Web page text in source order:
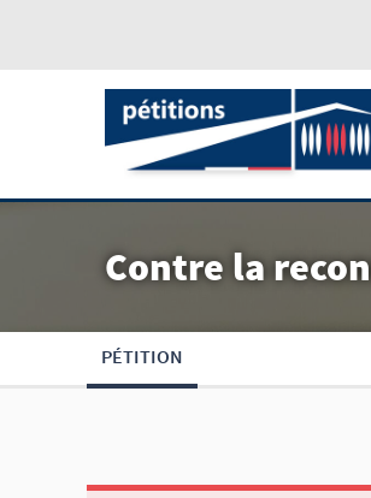
Contre la
PÉTITION